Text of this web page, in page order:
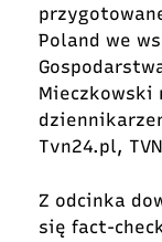
Poland we
Mieczkowski
Tvn24.pl,
Z odcinka
się fact-